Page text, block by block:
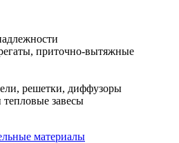
приточно-вытяжные
решетки, диффузоры
завесы
материалы